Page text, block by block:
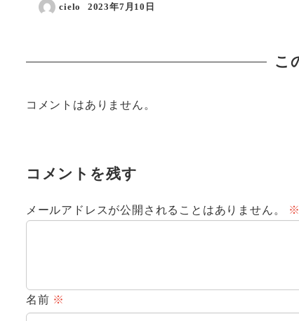
cielo
投稿日
2023年7月10日
こ
コメントはありません。
コメントを残す
メールアドレスが公開されることはありません。 ※
名前 ※